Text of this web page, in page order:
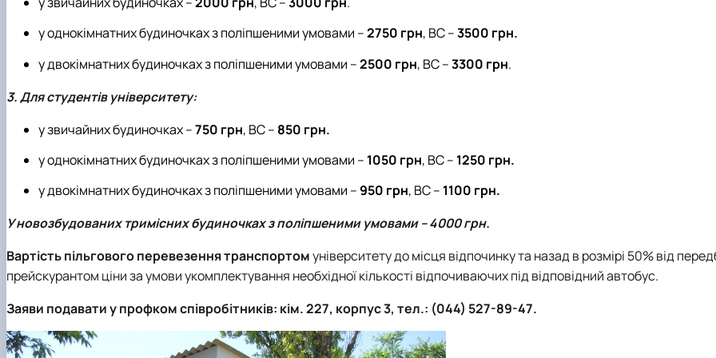
у однокімнатних будиночках з поліпшеними умовами –2750 грн, ВС –3500 грн.
у двокімнатних будиночках з поліпшеними умовами –2500 грн, ВС –3300 грн.
3. Для студентів університету:
у звичайних будиночках –750 грн, ВС – 850 грн.
у однокімнатних будиночках з поліпшеними умовами – 1050 грн, ВС – 1250 грн.
у двокімнатних будиночках з поліпшеними умовами –950 грн, ВС – 1100 грн.
У новозбудованих тримісних будиночках з поліпшеними умовами – 4000 грн.
Вартість пільгового перевезення транспортомуніверситету до місця відпочинку та назад в розмірі 50% від
прейскурантом ціни за умови укомплектування необхідної кількості відпочиваючих під відповідний автобус.
Заяви подавати у профком співробітників: кім. 227, корпус 3, тел.: (044) 527-89-47.